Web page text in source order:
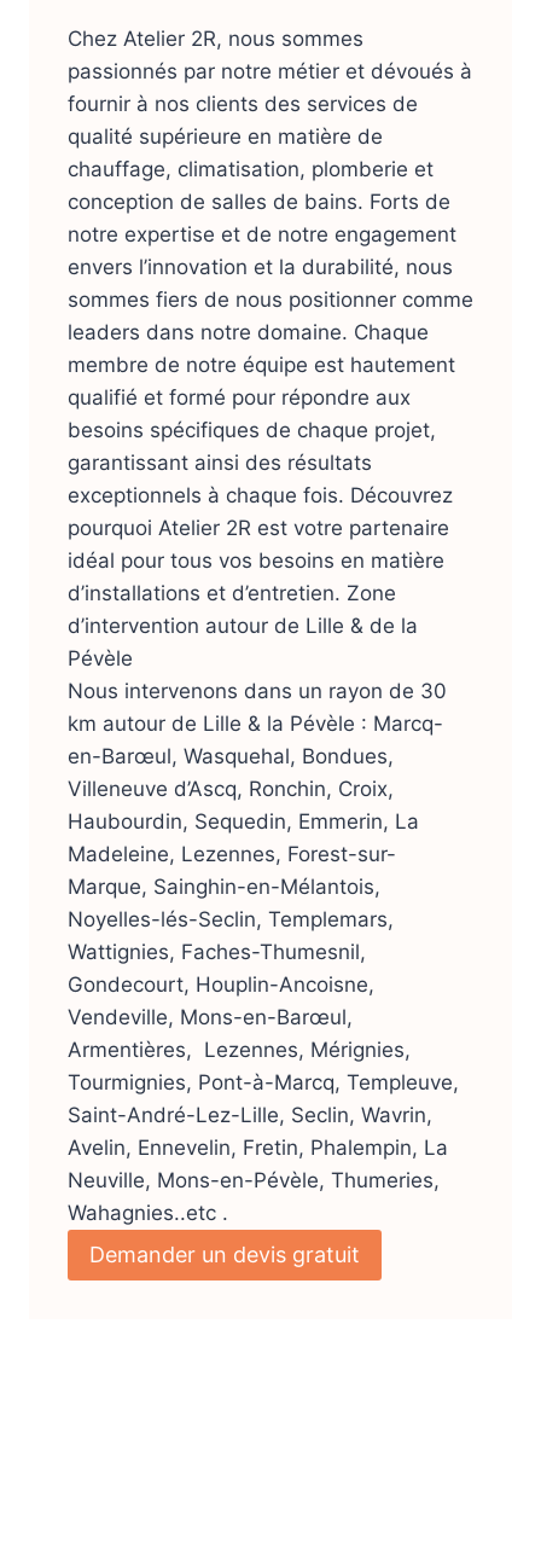
Chez Atelier 2R, nous sommes
passionnés par notre métier et dévoués à
fournir à nos clients des services de
qualité supérieure en matière de
chauffage, climatisation, plomberie et
conception de salles de bains. Forts de
notre expertise et de notre engagement
envers l’innovation et la durabilité, nous
sommes fiers de nous positionner comme
leaders dans notre domaine. Chaque
membre de notre équipe est hautement
qualifié et formé pour répondre aux
besoins spécifiques de chaque projet,
garantissant ainsi des résultats
exceptionnels à chaque fois. Découvrez
pourquoi Atelier 2R est votre partenaire
idéal pour tous vos besoins en matière
d’installations et d’entretien. Zone
d’intervention autour de Lille & de la
Pévèle
Nous intervenons dans un rayon de 30
km autour de Lille & la Pévèle : Marcq-
en-Barœul, Wasquehal, Bondues,
Villeneuve d’Ascq, Ronchin, Croix,
Haubourdin, Sequedin, Emmerin, La
Madeleine, Lezennes, Forest-sur-
Marque, Sainghin-en-Mélantois,
Noyelles-lés-Seclin, Templemars,
Wattignies, Faches-Thumesnil,
Gondecourt, Houplin-Ancoisne,
Vendeville, Mons-en-Barœul,
Armentières, Lezennes, Mérignies,
Tourmignies, Pont-à-Marcq, Templeuve,
Saint-André-Lez-Lille, Seclin, Wavrin,
Avelin, Ennevelin, Fretin, Phalempin, La
Neuville, Mons-en-Pévèle, Thumeries,
Wahagnies..etc .
Demander un devis gratuit